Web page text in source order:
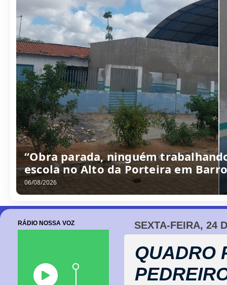
Câmara de Barrocas retoma
cobranças à gestão e anúncio de
06/08/2026
SEXTA-FEIRA, 24
QUADRO
RÁDIO NOSSA VOZ